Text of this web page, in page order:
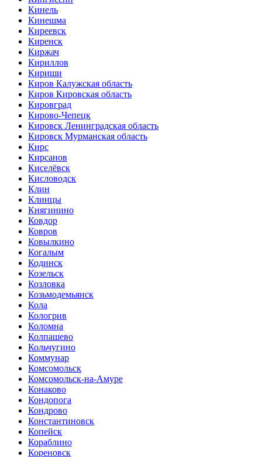
Кинель
Кинешма
Киреевск
Киренск
Киржач
Кириллов
Кириши
Киров Калужская область
Киров Кировская область
Кировград
Кирово-Чепецк
Кировск Ленинградская область
Кировск Мурманская область
Кирс
Кирсанов
Киселёвск
Кисловодск
Клин
Клинцы
Княгинино
Ковдор
Ковров
Ковылкино
Когалым
Кодинск
Козельск
Козловка
Козьмодемьянск
Кола
Кологрив
Коломна
Колпашево
Кольчугино
Коммунар
Комсомольск
Комсомольск-на-Амуре
Конаково
Кондопога
Кондрово
Константиновск
Копейск
Кораблино
Кореновск